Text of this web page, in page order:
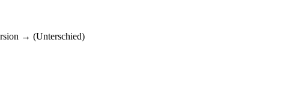
→ (Unterschied)